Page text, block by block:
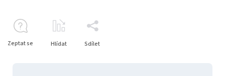
Zeptat se Hlídat Sdílet